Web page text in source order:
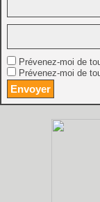
Prévenez-moi de
Prévenez-moi de